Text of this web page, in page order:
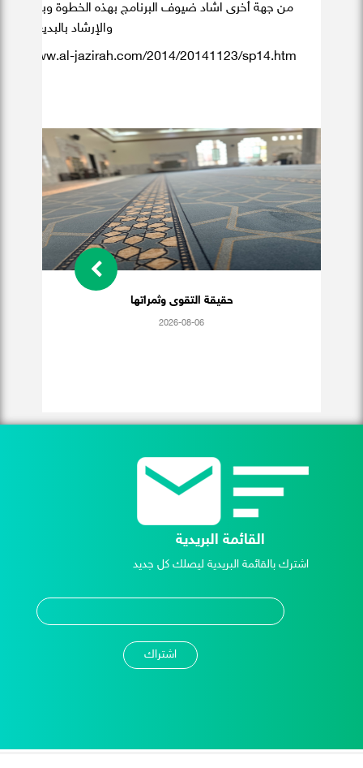
من جهة أخرى اشاد ضيوف البرنامج بهذه الخطوة وباركوا
والإرشاد بالبديعة هذه
www.al-jazirah.com/2014/20141123/sp14.htm
حقيقة التقوى وثمراتها
2026-08-06
القائمة البريدية
اشترك بالقائمة البريدية ليصلك كل جديد